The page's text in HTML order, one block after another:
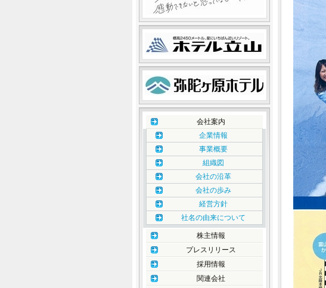
会社案内
企業情報
事業概要
組織図
会社の沿革
会社の歩み
経営方針
社名の由来について
株主情報
プレスリリース
採用情報
関連会社